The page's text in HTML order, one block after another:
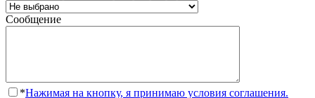
Сообщение
*Нажимая на кнопку, я принимаю условия соглашения.